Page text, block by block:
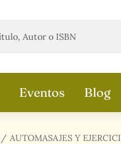
Eventos Blog
AUTOMASAJES Y